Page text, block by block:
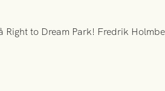
to Dream Park! Fredrik